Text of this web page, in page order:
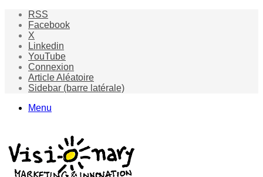
RSS
Facebook
X
Linkedin
YouTube
Connexion
Article Aléatoire
Sidebar (barre latérale)
Menu